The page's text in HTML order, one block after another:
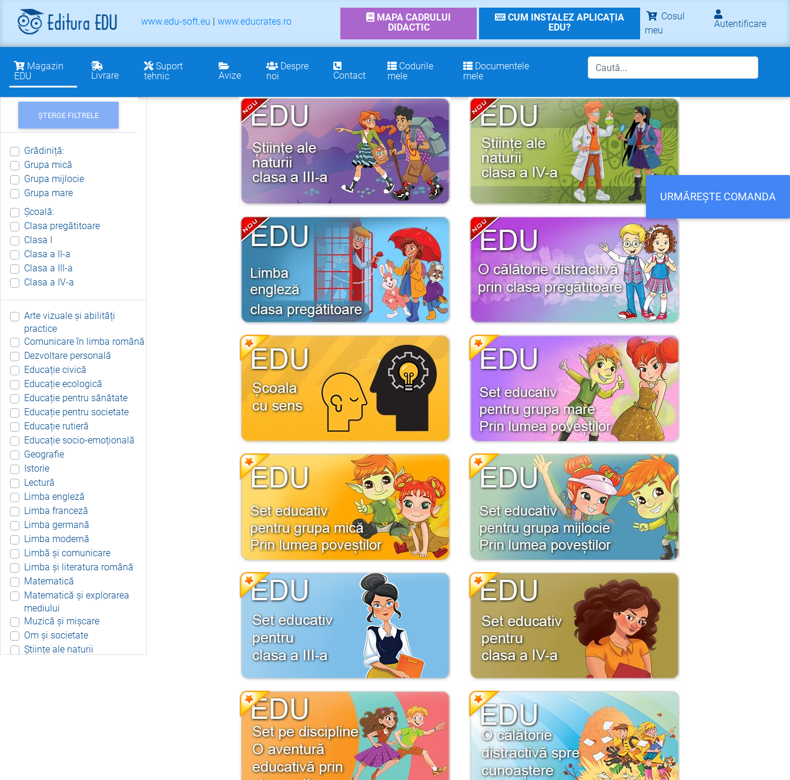
www.edu-soft.eu | www.educrates.ro
MAPA CADRULUI
DIDACTIC
CUM INSTALEZ APLICAȚIA
EDU?
Cosul
meu
Autentificare
Magazin
EDU
Livrare
Suport
tehnic
Avize
Despre
noi
Contact
Codurile
mele
Documentele
mele
ȘTERGE FILTRELE
Grădiniță:
Grupa mică
Grupa mijlocie
Grupa mare
Școală:
Clasa pregătitoare
Clasa I
Clasa a II-a
Clasa a III-a
Clasa a IV-a
Arte vizuale și abilități
practice
Comunicare în limba română
Dezvoltare personală
Educație civică
Educație ecologică
Educație pentru sănătate
Educație pentru societate
Educație rutieră
Educație socio-emoțională
Geografie
Istorie
Lectură
Limba engleză
Limba franceză
Limba germană
Limba modernă
Limbă și comunicare
Limba și literatura română
Matematică
Matematică și explorarea
mediului
Muzică și mișcare
Om și societate
Științe ale naturii
URMĂREȘTE COMANDA